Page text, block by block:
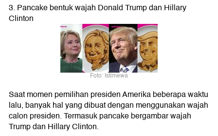
3. Pancake bentuk wajah Donald Trump dan Hillary
Clinton
Foto: Istimewa
Saat momen pemilihan presiden Amerika beberapa waktu
lalu, banyak hal yang dibuat dengan menggunakan wajah
calon presiden. Termasuk pancake bergambar wajah
Trump dan Hillary Clinton.